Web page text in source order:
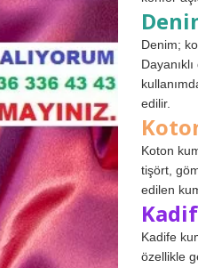
Denim;
edilir.
Koton
tişört,
edilen
Kadife
özellikle